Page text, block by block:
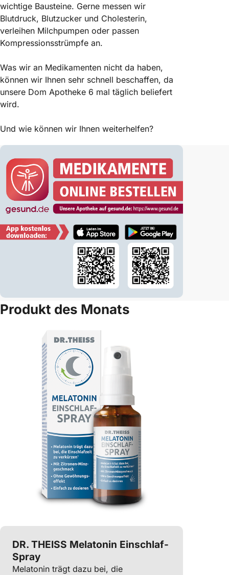
wichtige Bausteine. Gerne messen wir
Blutdruck, Blutzucker und Cholesterin,
verleihen Milchpumpen oder passen
Kompressionsstrümpfe an.
Was wir an Medikamenten nicht da haben,
können wir Ihnen sehr schnell beschaffen, da
unsere Dom Apotheke 6 mal täglich beliefert
wird.
Und wie können wir Ihnen weiterhelfen?
Produkt des Monats
DR. THEISS Melatonin Einschlaf-
Spray
Melatonin trägt dazu bei, die